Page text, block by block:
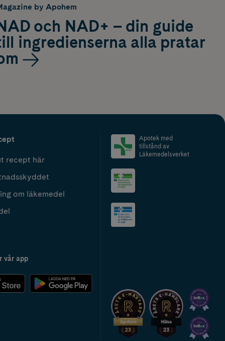
by Apohem
och NAD+ – din guide
ingredienserna alla pratar
recept här
om läkemedel
vår app
Apotek med
tillstånd av
Läkemedelsverket
2024